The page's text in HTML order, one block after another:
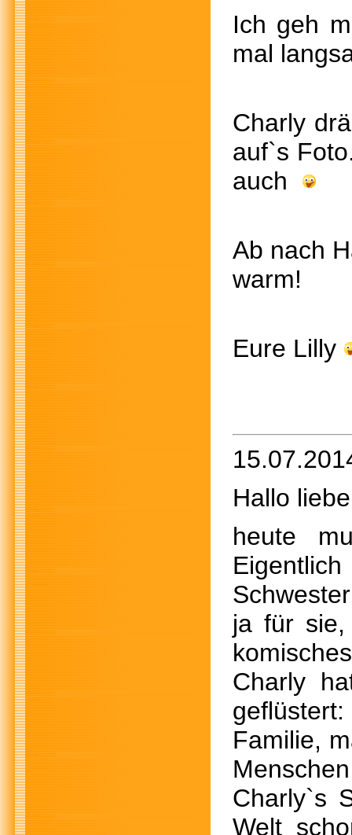
Ich geh
mal
auf`s
auch
Ab
Eure Lilly
Hallo
heute
ja für
Charly
Familie,
Charly`s
Welt